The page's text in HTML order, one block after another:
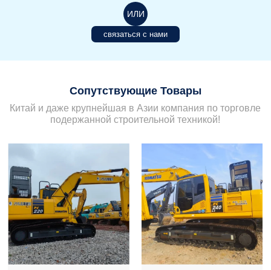
ИЛИ
связаться с нами
Сопутствующие Товары
Китай и даже крупнейшая в Азии компания по торговле
подержанной строительной техникой!